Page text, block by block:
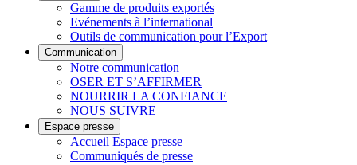
Gamme de produits exportés
Evénements à l’international
Outils de communication pour l’Export
Communication
Notre communication
OSER ET S’AFFIRMER
NOURRIR LA CONFIANCE
NOUS SUIVRE
Espace presse
Accueil Espace presse
Communiqués de presse